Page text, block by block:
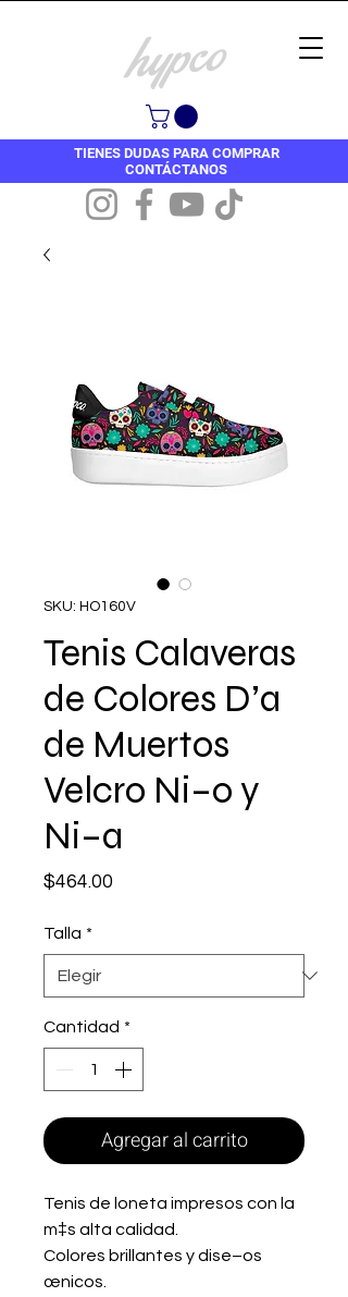
TIENES DUDAS PARA COMPRAR
CONTÁCTANOS
SKU: HO160V
Tenis Calaveras
de Colores D’a
de Muertos
Velcro Ni–o y
Ni–a
$464.00
Talla *
Cantidad *
Agregar al carrito
Tenis de loneta impresos con la
m‡s alta calidad.
Colores brillantes y dise–os
œnicos.